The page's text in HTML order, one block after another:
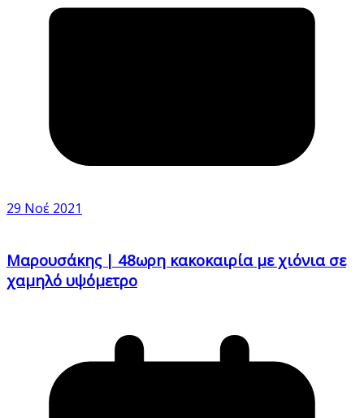
29 Νοέ 2021
Μαρουσάκης | 48ωρη κακοκαιρία με χιόνια σε
χαμηλό υψόμετρο